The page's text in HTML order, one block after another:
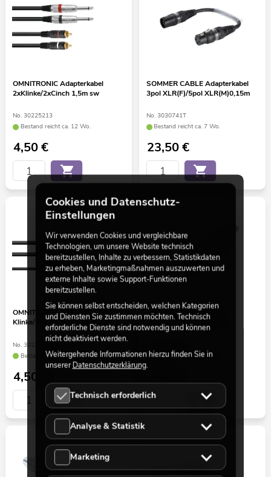
OMNITRONIC Adapterkabel
2xKlinke/2xCinch 1,5m sw
No. 30225213
Bestand reicht ca. 12 Wo.
4,50€
SOMMER CABLE Adapterkabel
3pol XLR(F)/5pol XLR(M)0,15m
No. 3030741T
Bestand reicht ca. 7 Wo.
23,50€
OMNITRONIC Adapterkabel 3,5
Klinke/2xCinch 0,5m sw
No. 3022514X
Bestand reicht ca. 12 Wo.
4,50
OMNITRONIC Adapter
XLR(F)/Klinke(F) mono
Bestand reicht ca. 12 Wo.
Cookies und Datenschutz-
Einstellungen
Wir verwenden Cookies und vergleichbare
Technologien, um unsere Website technisch
bereitzustellen, Inhalte zu verbessern, Statistikdaten
zu erheben, Marketingmaßnahmen auszuwerten und
externe Inhalte sowie Support-Funktionen
bereitzustellen.
Sie können selbst entscheiden, welchen Kategorien
und Diensten Sie zustimmen möchten. Technisch
erforderliche Dienste sind notwendig und können
nicht deaktiviert werden.
Weitergehende Informationen hierzu finden Sie in
unsererDatenschutzerklärung.
Technisch erforderlich
Analyse & Statistik
Marketing